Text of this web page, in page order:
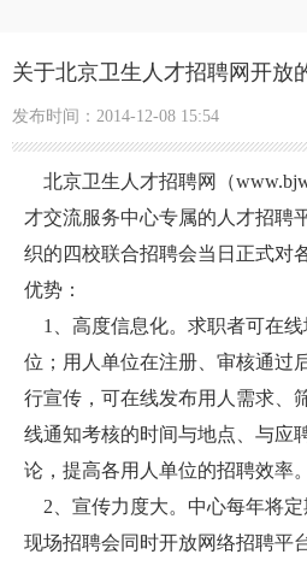
关于北京卫生人才招聘网开放
发布时间：2014-12-08 15:54
北京卫生人才招聘网（
才交流服务中心专属的人才招聘
织的四校联合招聘会当日正式对
优势：
1、高度信息化。求职者可在
位；用人单位在注册、审核通过
行宣传，可在线发布用人需求、
线通知考核的时间与地点、与应
论，提高各用人单位的招聘效率。
2、宣传力度大。中心每年将
现场招聘会同时开放网络招聘平